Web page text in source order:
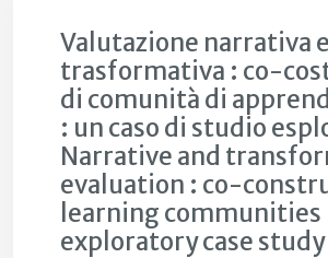
Valutazione narrativa e
trasformativa : co-
di comunità di
: un caso di studio
Narrative and
evaluation : co-
learning communities
exploratory case study